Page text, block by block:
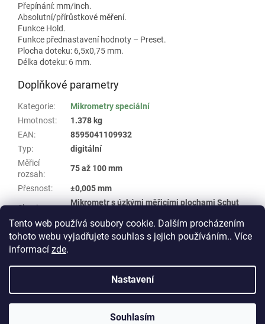
Tento web používá soubory cookie. Dalším procházením
tohoto webu vyjadřujete souhlas s jejich používáním.. Více
informací zde.
Nastavení
Souhlasím
Přepínání: mm/inch.
Absolutní/přírůstkové měření.
Funkce Hold.
Funkce přednastavení hodnoty – Preset.
Plocha doteku: 6,5x0,75 mm.
Délka doteku: 6 mm.
Doplňkové parametry
Kategorie:
Mikrometry speciální
Hmotnost:
1.378 kg
EAN:
8595041109932
Typ:
digitální
Měřicí
rozsah:
75 až 100 mm
Přesnost: ±0,005 mm
Skupina:
Mikrometr s úzkými měřicími plochami Schut
vyhrazena.